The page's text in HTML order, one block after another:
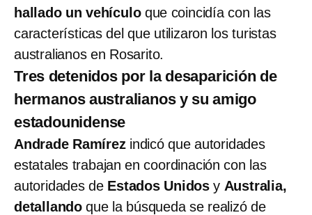
hallado un vehículoque coincidía con las
características del que utilizaron los turistas
australianos en Rosarito.
Tres detenidos por la desaparición de
hermanos australianos y su amigo
estadounidense
Andrade Ramírezindicó que autoridades
estatales trabajan en coordinación con las
autoridades de Estados Unidos y Australia,
detallandoque la búsqueda se realizó de